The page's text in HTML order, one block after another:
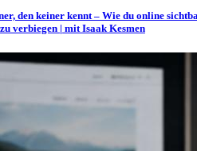
den keiner kennt – Wie du online
verbiegen | mit Isaak Kesmen